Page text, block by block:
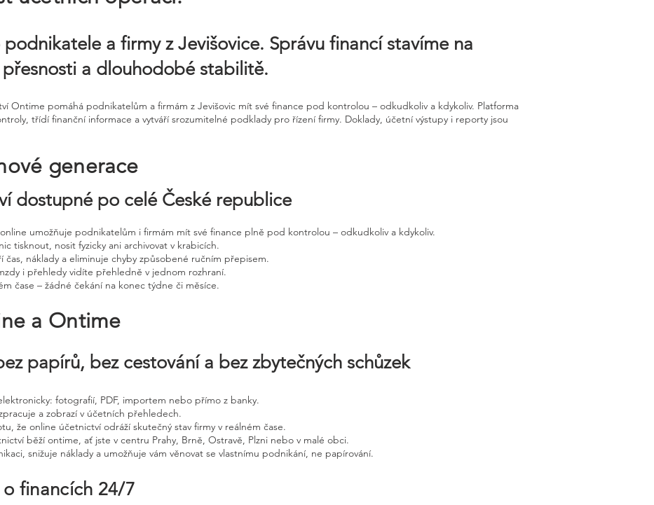
a firmy z Jevišovice. Správu financí stavíme na
a dlouhodobé stabilitě.
Ontime pomáhá podnikatelům a firmám z Jevišovic mít své finance pod kontrolou – odkudkoliv a kdykoliv. Platforma
třídí finanční informace a vytváří srozumitelné podklady pro řízení firmy. Doklady, účetní výstupy i reporty jsou
generace
dostupné po celé České republice
umožňuje podnikatelům i firmám mít své finance plně pod kontrolou – odkudkoliv a kdykoliv.
tisknout, nosit fyzicky ani archivovat v krabicích.
čas, náklady a eliminuje chyby způsobené ručním přepisem.
i přehledy vidíte přehledně v jednom rozhraní.
čase – žádné čekání na konec týdne či měsíce.
a Ontime
papírů, bez cestování a bez zbytečných schůzek
fotografií, PDF, importem nebo přímo z banky.
a zobrazí v účetních přehledech.
že online účetnictví odráží skutečný stav firmy v reálném čase.
běží ontime, ať jste v centru Prahy, Brně, Ostravě, Plzni nebo v malé obci.
snižuje náklady a umožňuje vám věnovat se vlastnímu podnikání, ne papírování.
financích 24/7